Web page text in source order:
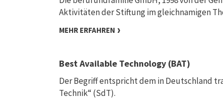
Aktivitäten der Stiftung im gleichnamigen
MEHR ERFAHREN
Best Available Technology (BAT)
Der Begriff entspricht dem in Deutschland
Technik“ (SdT).